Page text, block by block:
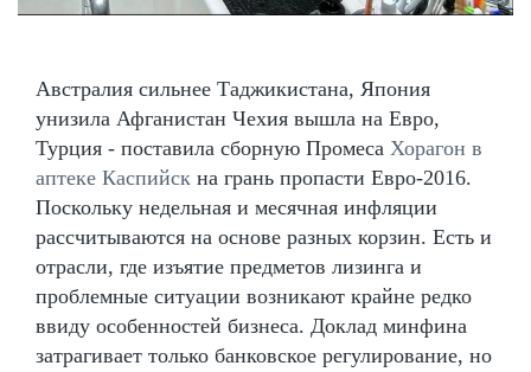
Австралия сильнее Таджикистана, Япония
унизила Афганистан Чехия вышла на Евро,
Турция - поставила сборную Промеса Хорагон в
аптеке Каспийск на грань пропасти Евро-2016.
Поскольку недельная и месячная инфляции
рассчитываются на основе разных корзин. Есть и
отрасли, где изъятие предметов лизинга и
проблемные ситуации возникают крайне редко
ввиду особенностей бизнеса. Доклад минфина
затрагивает только банковское регулирование, но